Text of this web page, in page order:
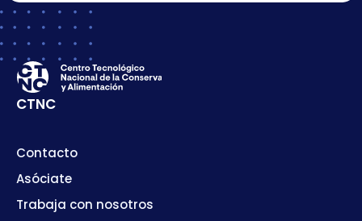
CTNC
Contacto
Asóciate
Trabaja con nosotros